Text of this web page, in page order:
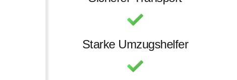
Starke Umzugshelfer